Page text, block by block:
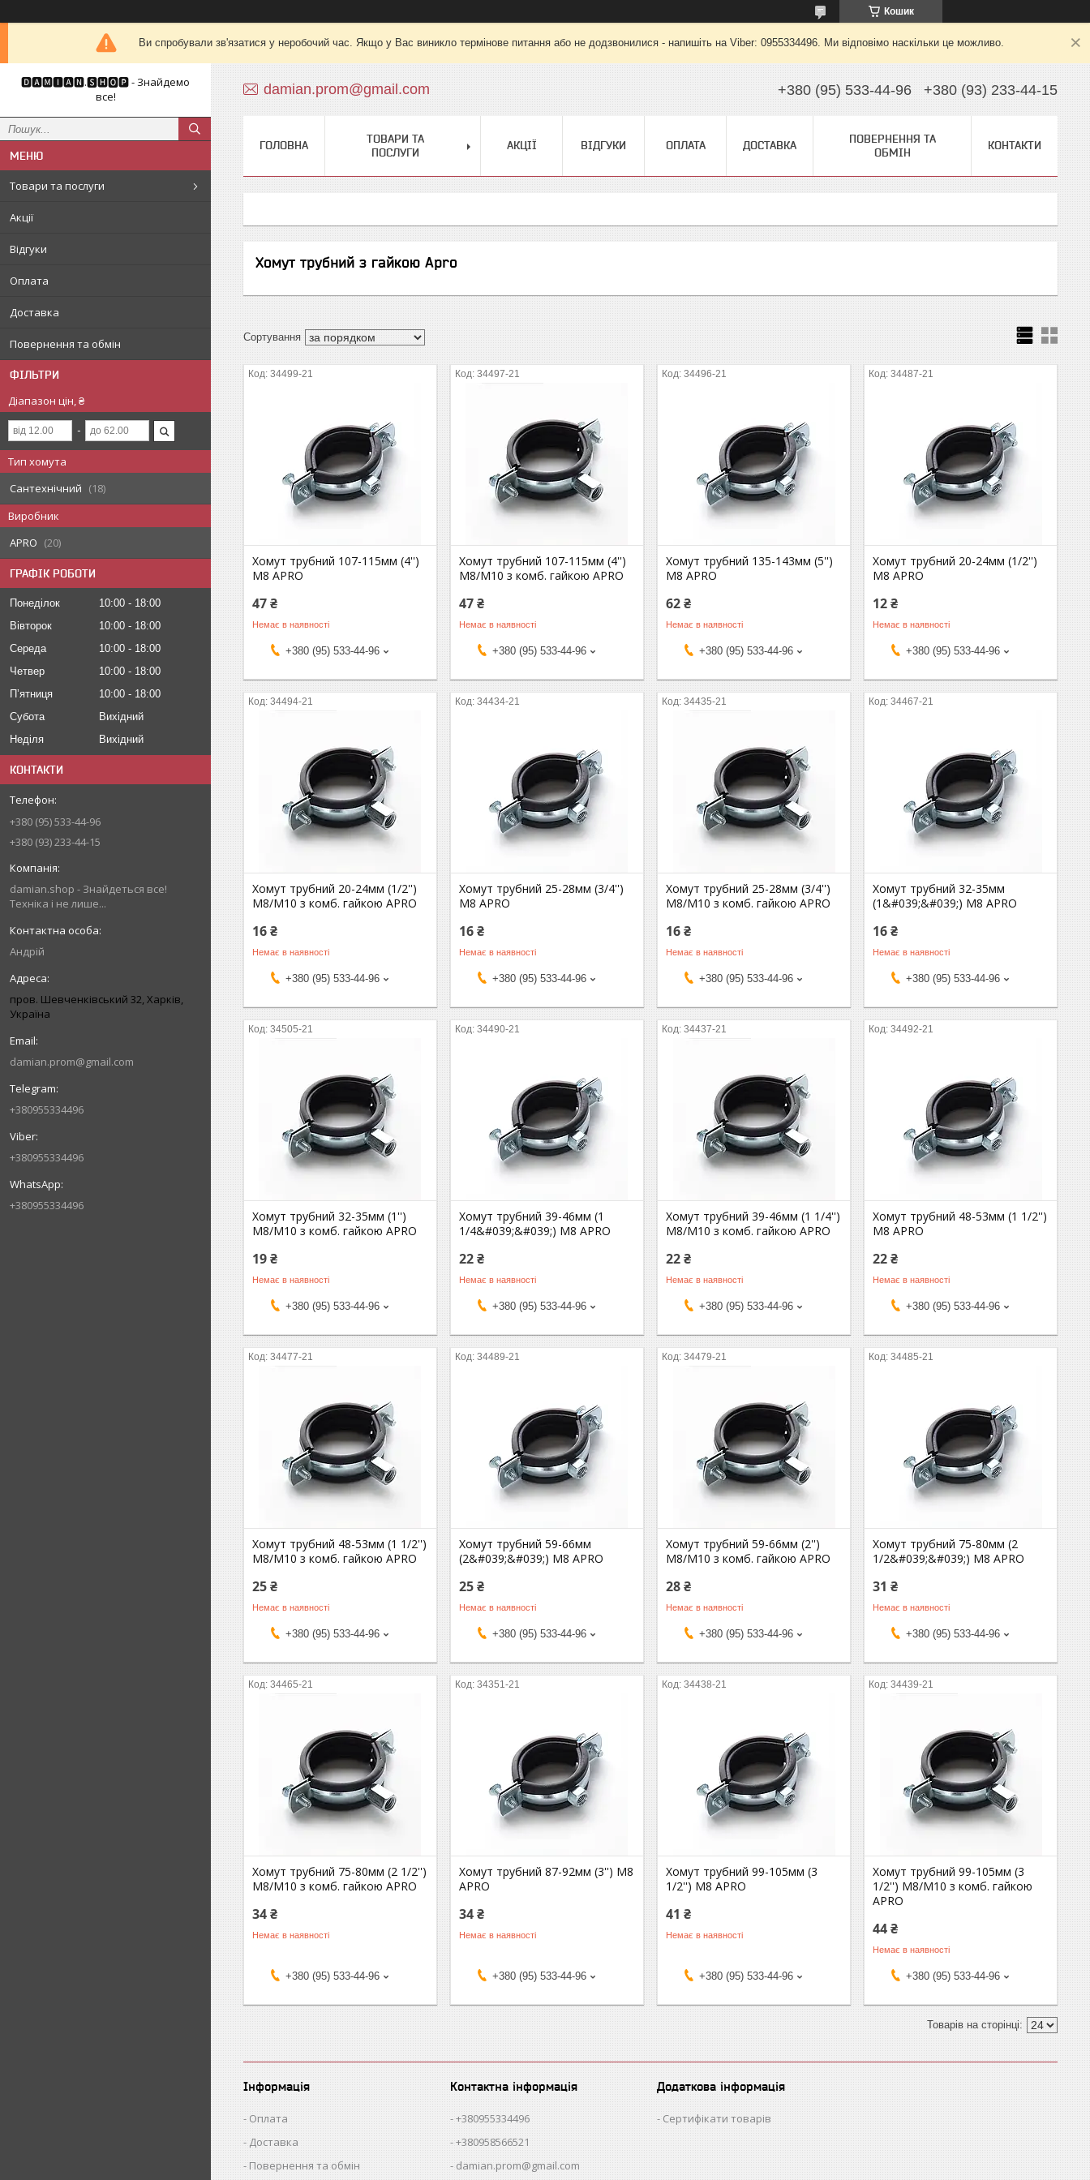
Кошик
Ви спробували зв'язатися у неробочий час. Якщо у Вас виникло термінове питання або не додзвонилися - напишіть на Viber: 0955334496. Ми відповімо наскільки це можливо.
🅳🅰🅼🅸🅰🅽.🆂🅷🅾🅿 - Знайдемо
все!
Товари та послуги
Акції
Відгуки
Оплата
Доставка
Повернення та обмін
ФІЛЬТРИ
Діапазон цін, ₴
Тип хомута
Сантехнічний
18
Виробник
APRO
20
ГРАФІК РОБОТИ
Понеділок 10:00
18:00
Вівторок
10:00
18:00
Середа
10:00
18:00
Четвер
10:00
18:00
Пʼятниця
10:00
18:00
Субота
Вихідний
Неділя
Вихідний
КОНТАКТИ
+380 (95) 533-44-96
+380 (93) 233-44-15
damian.shop - Знайдеться все!
Техніка і не лише...
Андрій
пров. Шевченківський 32, Харків,
Україна
damian.prom@gmail.com
+380955334496
+380955334496
+380955334496
damian.prom@gmail.com +380 (95) 533-44-96 +380 (93) 233-44-15
ГОЛОВНА
ТОВАРИ ТА
ПОСЛУГИ
АКЦІЇ ВІДГУКИ ОПЛАТА ДОСТАВКА
ПОВЕРНЕННЯ ТА
ОБМІН
КОНТАКТИ
Хомут трубний з гайкою Apro
34499-21
Хомут трубний 107-115мм (4'')
М8 APRO
47 ₴
Немає в наявності
+380 (95) 533-44-96
34497-21
Хомут трубний 107-115мм (4'')
М8/М10 з комб. гайкою APRO
47 ₴
Немає в наявності
+380 (95) 533-44-96
34496-21
Хомут трубний 135-143мм (5'')
М8 APRO
62 ₴
Немає в наявності
+380 (95) 533-44-96
34487-21
Хомут трубний 20-24мм (1/2'')
М8 APRO
12 ₴
Немає в наявності
+380 (95) 533-44-96
34494-21
Хомут трубний 20-24мм (1/2'')
М8/М10 з комб. гайкою APRO
16 ₴
Немає в наявності
+380 (95) 533-44-96
34434-21
Хомут трубний 25-28мм (3/4'')
М8 APRO
16 ₴
Немає в наявності
+380 (95) 533-44-96
34435-21
Хомут трубний 25-28мм (3/4'')
М8/М10 з комб. гайкою APRO
16 ₴
Немає в наявності
+380 (95) 533-44-96
34467-21
Хомут трубний 32-35мм
(1&#039;&#039;) М8 APRO
16 ₴
Немає в наявності
+380 (95) 533-44-96
34505-21
Хомут трубний 32-35мм (1'')
М8/М10 з комб. гайкою APRO
19 ₴
Немає в наявності
+380 (95) 533-44-96
34490-21
Хомут трубний 39-46мм (1
1/4&#039;&#039;) М8 APRO
22 ₴
Немає в наявності
+380 (95) 533-44-96
34437-21
Хомут трубний 39-46мм (1 1/4'')
М8/М10 з комб. гайкою APRO
22 ₴
Немає в наявності
+380 (95) 533-44-96
34492-21
Хомут трубний 48-53мм (1 1/2'')
М8 APRO
22 ₴
Немає в наявності
+380 (95) 533-44-96
34477-21
Хомут трубний 48-53мм (1 1/2'')
М8/М10 з комб. гайкою APRO
25 ₴
Немає в наявності
+380 (95) 533-44-96
34489-21
Хомут трубний 59-66мм
(2&#039;&#039;) М8 APRO
25 ₴
Немає в наявності
+380 (95) 533-44-96
34479-21
Хомут трубний 59-66мм (2'')
М8/М10 з комб. гайкою APRO
28 ₴
Немає в наявності
+380 (95) 533-44-96
34485-21
Хомут трубний 75-80мм (2
1/2&#039;&#039;) М8 APRO
31 ₴
Немає в наявності
+380 (95) 533-44-96
34465-21
Хомут трубний 75-80мм (2 1/2'')
М8/М10 з комб. гайкою APRO
34 ₴
Немає в наявності
+380 (95) 533-44-96
34351-21
Хомут трубний 87-92мм (3'') М8
APRO
34 ₴
Немає в наявності
+380 (95) 533-44-96
34438-21
Хомут трубний 99-105мм (3
1/2'') М8 APRO
41 ₴
Немає в наявності
+380 (95) 533-44-96
34439-21
Хомут трубний 99-105мм (3
1/2'') М8/М10 з комб. гайкою
APRO
44 ₴
Немає в наявності
+380 (95) 533-44-96
Інформація
Оплата
Доставка
Повернення та обмін
Контактна інформація
+380955334496
+380958566521
damian.prom@gmail.com
Додаткова інформація
Сертифікати товарів